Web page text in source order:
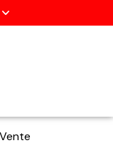
Vente